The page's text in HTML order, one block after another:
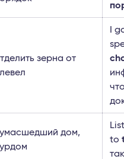
зерна от
I
дом,
to